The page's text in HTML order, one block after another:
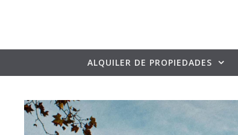
ALQUILER DE PROPIEDADES